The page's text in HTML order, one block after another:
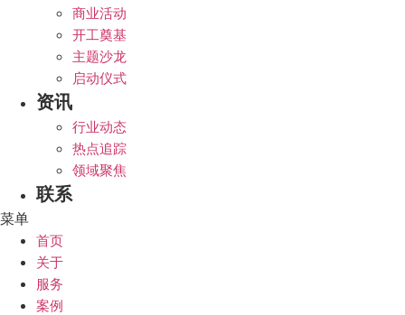
商业活动
开工奠基
主题沙龙
启动仪式
资讯
行业动态
热点追踪
领域聚焦
联系
菜单
首页
关于
服务
案例